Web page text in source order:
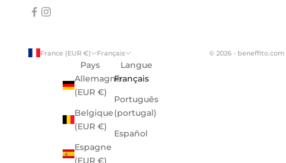
France (EUR €)
Pays
Allemagne
(EUR €)
Belgique
(EUR €)
Espagne
(EUR €)
Français
Langue
Français
Português
(portugal)
Español
© 2026 - beneffito.com